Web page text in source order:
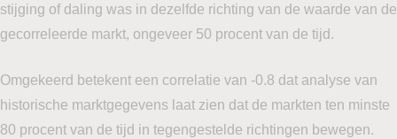
stijging of daling was in dezelfde richting van de waarde van de
gecorreleerde markt, ongeveer 50 procent van de tijd.
Omgekeerd betekent een correlatie van -0.8 dat analyse van
historische marktgegevens laat zien dat de markten ten minste
80 procent van de tijd in tegengestelde richtingen bewegen.